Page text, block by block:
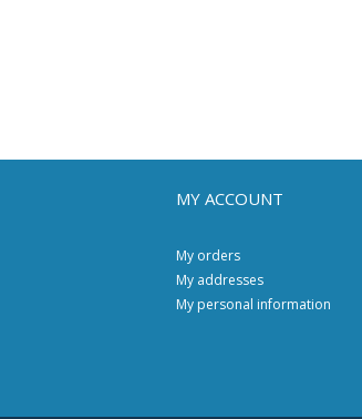
MY ACCOUNT
My orders
My addresses
My personal information